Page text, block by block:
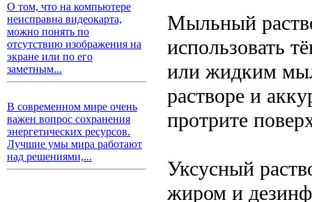
О том, что на компьютере
неисправна видеокарта,
можно понять по
отсутствию изображения на
экране или по его
заметным...
В современном мире очень
важен вопрос сохранения
энергетических ресурсов.
Лучшие умы мира работают
над решениями,...
Мыльный
использовать
или жидким
растворе и
протрите
Уксусный
жиром и